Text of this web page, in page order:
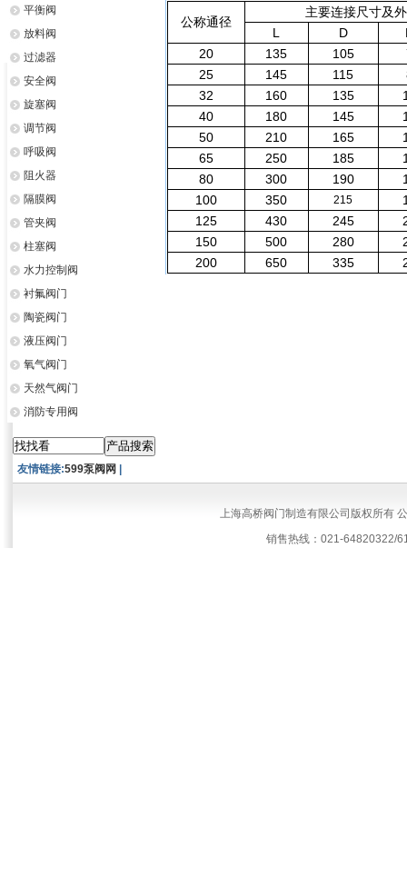
平衡阀
放料阀
过滤器
安全阀
旋塞阀
调节阀
呼吸阀
阻火器
隔膜阀
管夹阀
柱塞阀
水力控制阀
衬氟阀门
陶瓷阀门
液压阀门
氧气阀门
天然气阀门
消防专用阀
公称通径
主要连接尺寸及
L
D
20
135 105
25
145 115
32
160 135
40
180 145
50
210 165
65
250 185
80
300 190
100
350 215
125
430 245
150
500 280
200
650 335
友情链接:599泵阀网
上海高桥阀门制造有限公司版权所有
销售热线：021-64820322/